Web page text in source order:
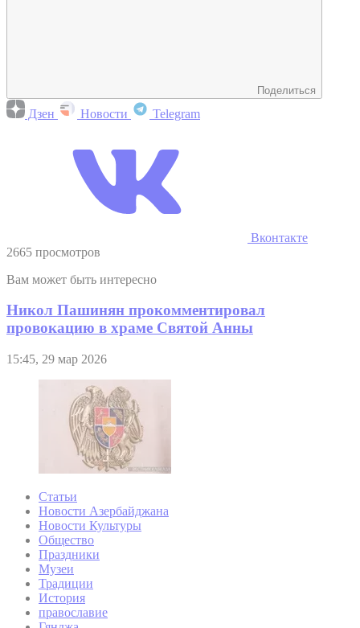
Поделиться
Дзен Новости Telegram
Вконтакте
2665 просмотров
Вам может быть интересно
Никол Пашинян прокомментировал
провокацию в храме Святой Анны
15:45, 29 мар 2026
Статьи
Новости Азербайджана
Новости Культуры
Общество
Праздники
Музеи
Традиции
История
православие